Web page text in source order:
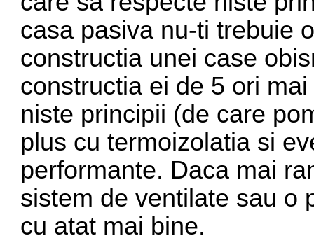
casa pasiva nu-ti trebuie
constructia unei case
constructia ei de 5 ori
niste principii (de care
plus cu termoizolatia si
performante. Daca mai
sistem de ventilate sau o
cu atat mai bine.